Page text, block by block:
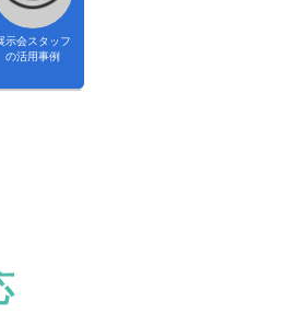
示会スタッフ
の活用事例